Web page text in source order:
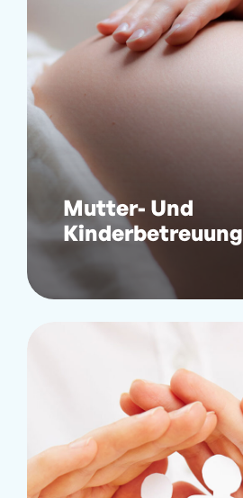
Mutter- Und
Kinderbetreuung